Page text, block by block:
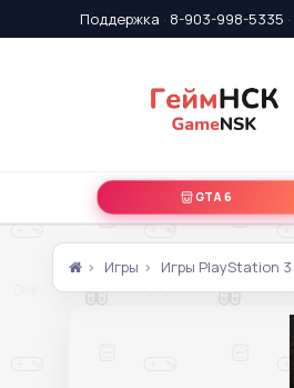
Поддержка · 8-903-998-5335 ·
GTA 6
Игры Игры PlayStation 3